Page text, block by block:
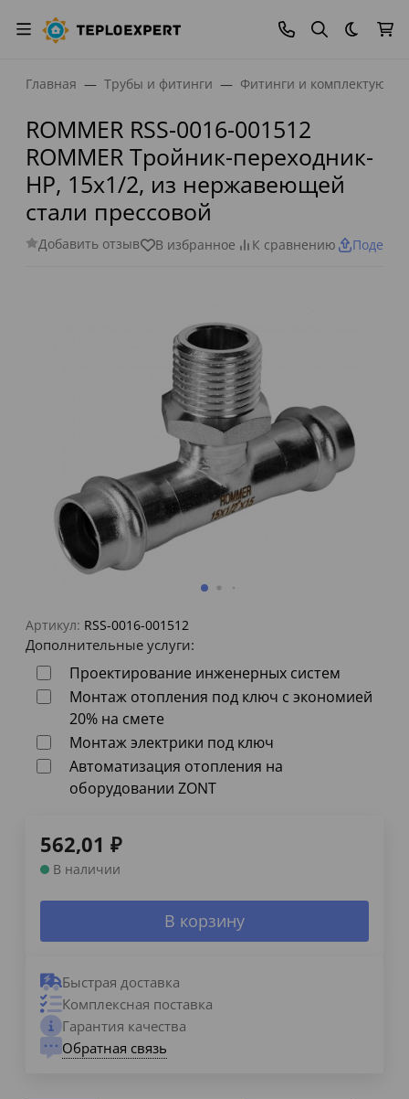
Темная
Главная Трубы и фитинги Фитинги и
ROMMER RSS-0016-001512
ROMMER Тройник-переходник-
НР, 15х1/2, из нержавеющей
стали прессовой
Добавить отзыв В избранное К сравнению
Артикул: RSS-0016-001512
Дополнительные услуги:
Проектирование инженерных систем
Монтаж отопления под ключ с экономией
20% на смете
Монтаж электрики под ключ
Автоматизация отопления на
оборудовании ZONT
562,01 ₽
В наличии
В корзину
Быстрая доставка
Комплексная поставка
Гарантия качества
Обратная связь